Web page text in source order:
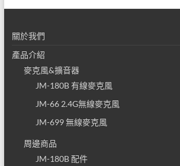
擴音
器│
揚歌
小蜜
專營
關於我們
產品介紹
麥克風&擴音器
JM-180B 有線麥克風
JM-66 2.4G無線麥克風
JM-699 無線麥克風
周邊商品
JM-180B 配件